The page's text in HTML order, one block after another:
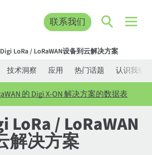
联系我们
LoRa / LoRaWAN设备到云解决方案
技术洞察 应用 热门话题 认识我们
的 Digi X-ON 解决方案的数据表
LoRa / LoRaWAN
解决方案